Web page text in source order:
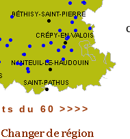
du 60 >>>>